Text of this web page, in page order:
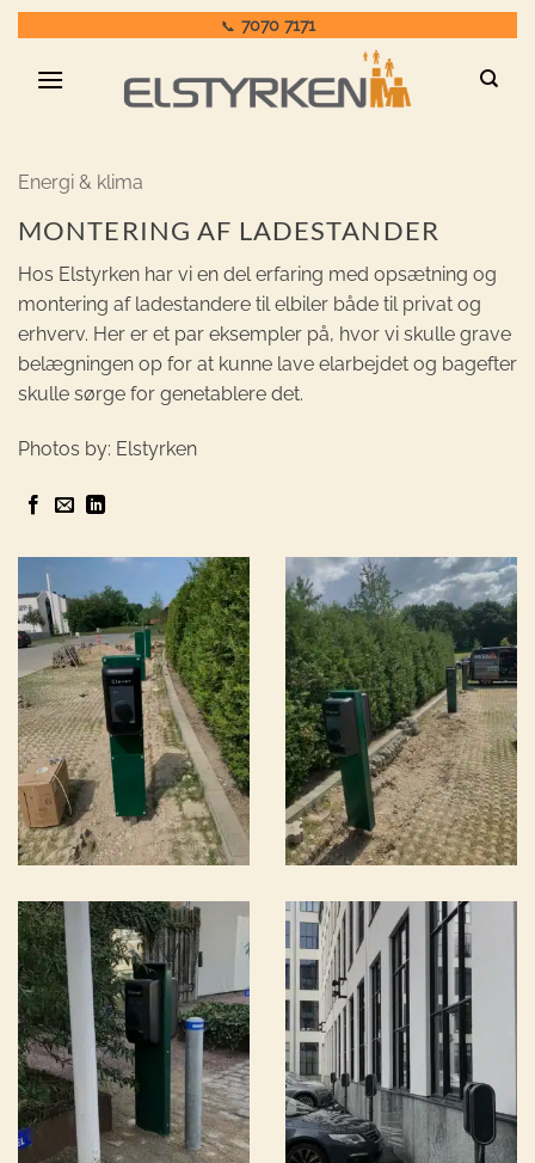
Fortsæt
indhold
📞 7070 7171
Energi & klima
MONTERING AF LADESTANDER
Hos Elstyrken har vi en del erfaring med opsætning og
montering af ladestandere til elbiler både til privat og
erhverv. Her er et par eksempler på, hvor vi skulle grave
belægningen op for at kunne lave elarbejdet og bagefter
skulle sørge for genetablere det.
Photos by: Elstyrken